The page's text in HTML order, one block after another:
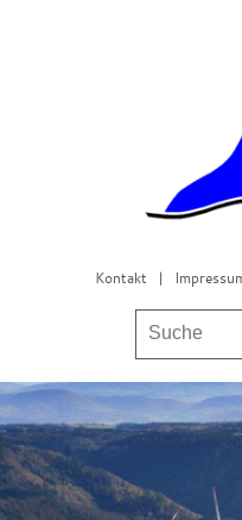
Kontakt |
Leben in Hasel